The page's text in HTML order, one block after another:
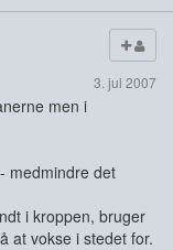
3. jul 2007
men i
medmindre det
i kroppen, bruger
at vokse i stedet for.